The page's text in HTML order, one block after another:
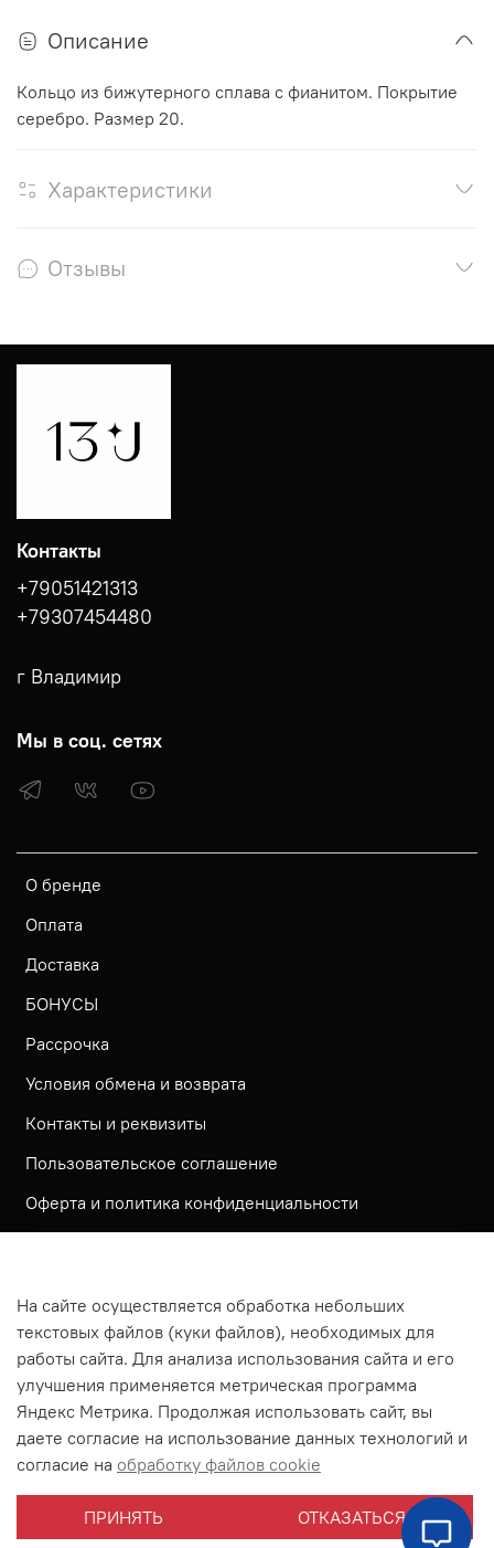
Описание
Кольцо из бижутерного сплава с фианитом. Покрытие
серебро. Размер 20.
Характеристики
Отзывы
О бренде
Оплата
Доставка
БОНУСЫ
Рассрочка
Условия обмена и возврата
Контакты и реквизиты
Пользовательское соглашение
Оферта и политика конфиденциальности
Согласие посетителя сайта на обработку
персональных данных
На сайте используется метрическая система ЯНДЕКС
МЕТРИКА
На сайте применяются рекомендательные технологии
Согласие на получение рассылки рекламно-
информационных материалов
Контакты
+79051421313
+79307454480
г Владимир
Мы в соц. сетях
На сайте осуществляется обработка небольших
текстовых файлов (куки файлов), необходимых для
работы сайта. Для анализа использования сайта и его
улучшения применяется метрическая программа
Яндекс Метрика. Продолжая использовать сайт, вы
даете согласие на использование данных технологий и
согласие на обработку файлов cookie
ПРИНЯТЬ ОТКАЗАТЬСЯ